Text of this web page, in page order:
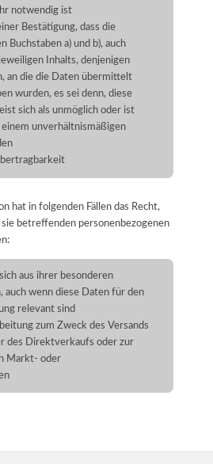
notwendig ist
Bestätigung, dass die
Buchstaben a) und b), auch
Inhalts, denjenigen
an die die Daten übermittelt
wurden, es sei denn, diese
sich als unmöglich oder ist
unverhältnismäßigen
hat in folgenden Fällen das Recht,
betreffenden personenbezogenen
aus ihrer besonderen
auch wenn diese Daten für den
relevant sind
zum Zweck des Versands
des Direktverkaufs oder zur
Markt- oder